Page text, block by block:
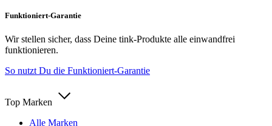
Funktioniert-Garantie
Wir stellen sicher, dass Deine tink-Produkte alle einwandfrei
funktionieren.
So nutzt Du die Funktioniert-Garantie
Top Marken
Alle Marken